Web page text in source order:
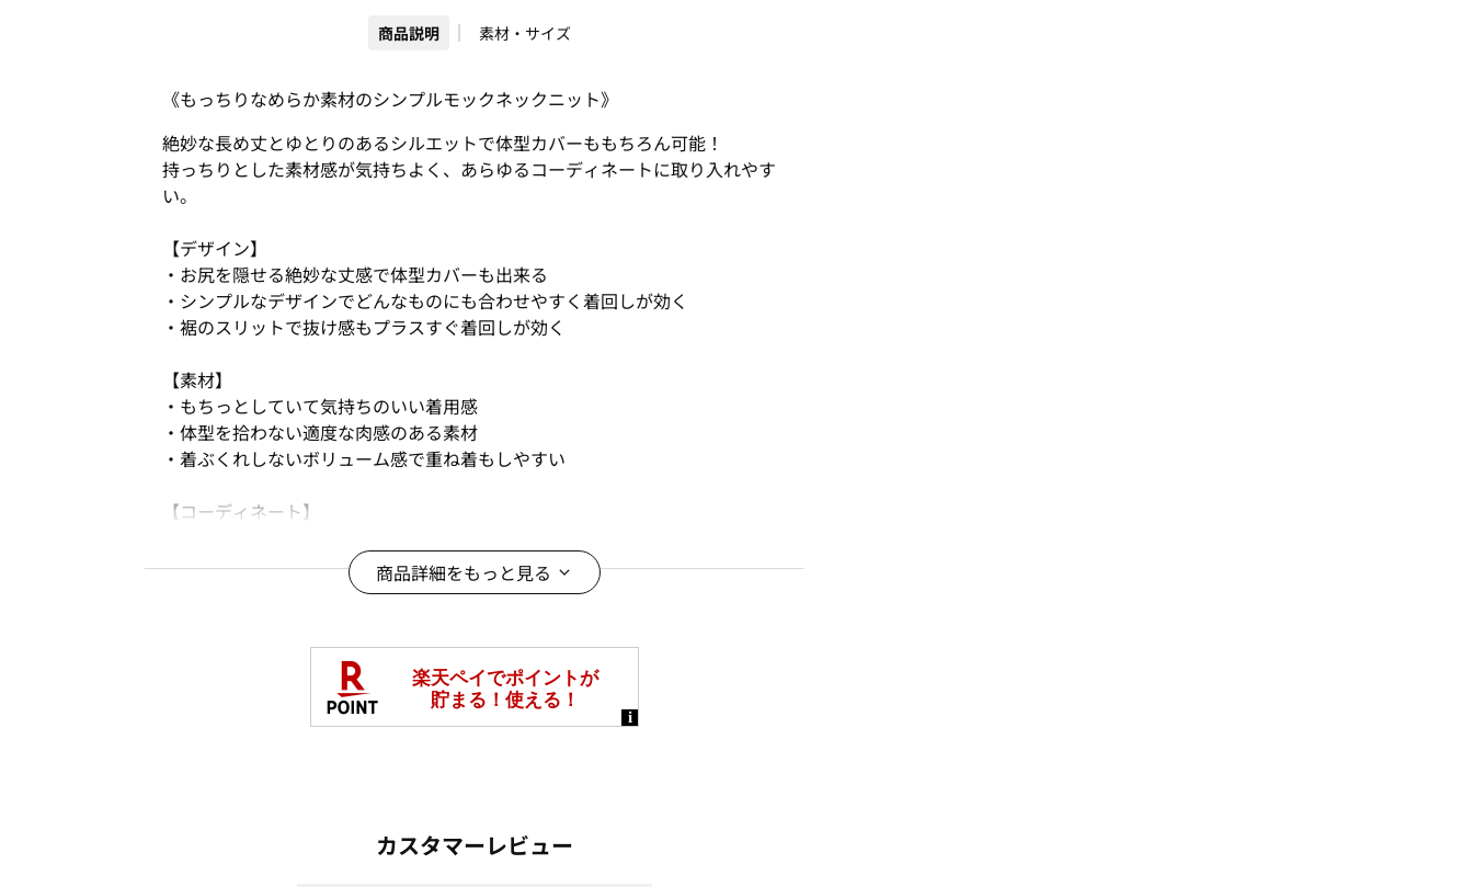
商品説明 素材・サイズ
《もっちりなめらか素材のシンプルモックネックニット》
絶妙な長め丈とゆとりのあるシルエットで体型カバーももちろん可能！
持っちりとした素材感が気持ちよく、あらゆるコーディネートに取り入れやす
い。
【デザイン】
・お尻を隠せる絶妙な丈感で体型カバーも出来る
・シンプルなデザインでどんなものにも合わせやすく着回しが効く
・裾のスリットで抜け感もプラスすぐ着回しが効く
【素材】
・もちっとしていて気持ちのいい着用感
・体型を拾わない適度な肉感のある素材
・着ぶくれしないボリューム感で重ね着もしやすい
【コーディネート】
・ジレやジャンパードレスのインナーとしても大活躍
【スタッフ着用コメント】
身長:164cm/普段サイズ:M/着用サイズ:M
サイズ感：ややゆとりを感じられるサイズ感
商品詳細をもっと見る
カスタマーレビュー